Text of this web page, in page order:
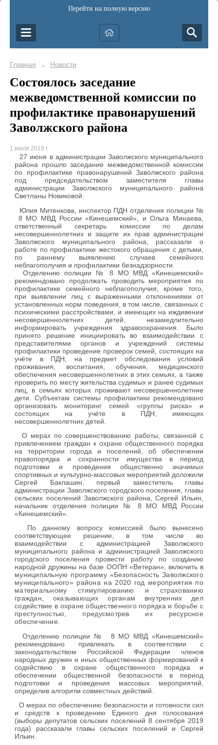
Перейти на полную версию
Главная → Новости
Состоялось заседание
межведомственной комиссии по
профилактике правонарушений
Заволжского района
1 июля 2019 г.
27 июня в администрации Заволжского муниципального
района прошло заседание межведомственной комиссии
по профилактике правонарушений Заволжского района
под председательством заместителя главы
администрации Заволжского муниципального района
Светланы Новиковой.
Юлия Митенкова, инспектор ПДН отделения полиции №
8 МО МВД России «Кинешемский», и Ольга Минаева,
ответственный секретарь комиссии по делам
несовершеннолетних и защите их прав администрации
Заволжского муниципального района, рассказали о
работе по профилактике жестокого обращения с детьми,
по раннему выявлению случаев семейного
неблагополучия и профилактики безнадзорности.
Отделению полиции № 8 МО МВД «Кинешемский»
рекомендовано продолжать проводить мероприятия по
профилактике семейного неблагополучия, кроме того,
при выявлении лиц с выраженными отклонениями от
установленных норм поведения, в том числе, связанных с
психическими расстройствами, и имеющих на иждивении
несовершеннолетних детей, незамедлительно
информировать учреждения здравоохранения. Было
принято решение инициировать во взаимодействии с
представителями органов и учреждений системы
профилактики проведение проверок семей, состоящих на
учёте в ПДН, на предмет обследования условий
проживания, воспитания, обучения, медицинского
обеспечения несовершеннолетних в этих семьях, а также
проверить по месту жительства судимых и ранее судимых
лиц, в семьях которых проживают несовершеннолетние
дети. Субъектам системы профилактики рекомендовано
организовать мониторинг семей «группы риска» и
состоящих на учёте в ПДН, имеющих
несовершеннолетних детей.
О мерах по совершенствованию работы, связанной с
привлечением граждан к охране общественного порядка
на территории города и поселений, об обеспечении
правопорядка и сохранности имущества в период
подготовки и проведения общественно значимых
спортивных и культурно-массовых мероприятий доложили
Сергей Баклашин, первый заместитель главы
администрации Заволжского городского поселения, главы
сельских поселений Заволжского района, Сергей Ильин,
начальник отделения полиции № 8 МО МВД России
«Кинешемский».
По данному вопросу комиссией было вынесено
соответствующее решение, в том числе во
взаимодействии с администрацией Заволжского
муниципального района и администрацией Заволжского
городского поселения провести работу по созданию
народной дружины на базе ООПН «Ветеран», включить в
муниципальную программу «Безопасность Заволжского
муниципального» района на 2020 год мероприятия по
материальному стимулированию и страхованию
граждан, оказывающих органам внутренних дел
содействие в охране общественного порядка и борьбе с
преступностью, предусмотрев их ресурсное
обеспечение.
Отделению полиции № 8 МО МВД «Кинешемский»
рекомендовано привлекать в соответствии с
законодательством Российской Федерации членов
народных дружин и иных общественных формирований к
содействию в охране общественного порядка и
обеспечении общественной безопасности в период
подготовки и проведения массовых мероприятий,
определив алгоритм совместных действий.
О мерах по обеспечению безопасности и готовности сил
и средств к проведению Единого дня голосования
(выборы депутатов сельских поселений 8 сентября 2019
года) рассказали главы сельских поселений и Сергей
Ильин.